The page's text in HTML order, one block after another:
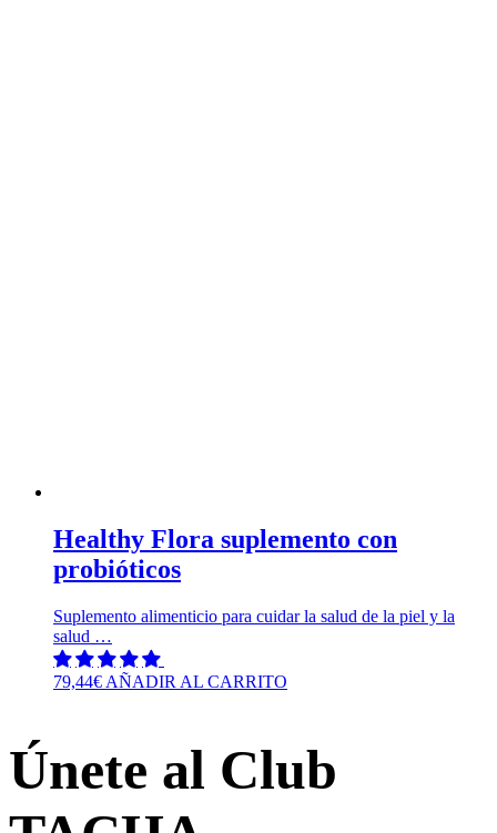
Healthy Flora suplemento con
probióticos
Suplemento alimenticio para cuidar la salud de la piel y la
salud …
79,44€ AÑADIR AL CARRITO
Únete al Club